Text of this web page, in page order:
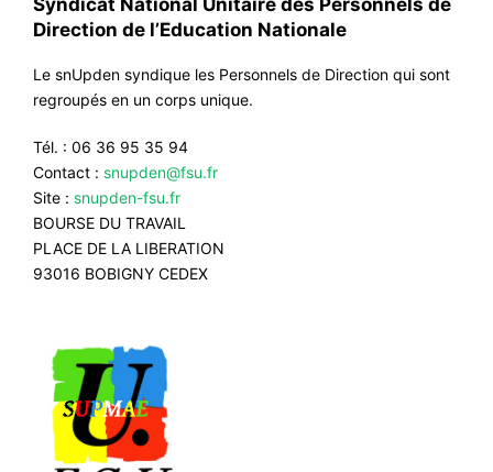
Syndicat National Unitaire des Personnels de
Direction de l’Education Nationale
Le snUpden syndique les Personnels de Direction qui sont
regroupés en un corps unique.
Tél. : 06 36 95 35 94
Contact : snupden@fsu.fr
Site : snupden-fsu.fr
BOURSE DU TRAVAIL
PLACE DE LA LIBERATION
93016 BOBIGNY CEDEX